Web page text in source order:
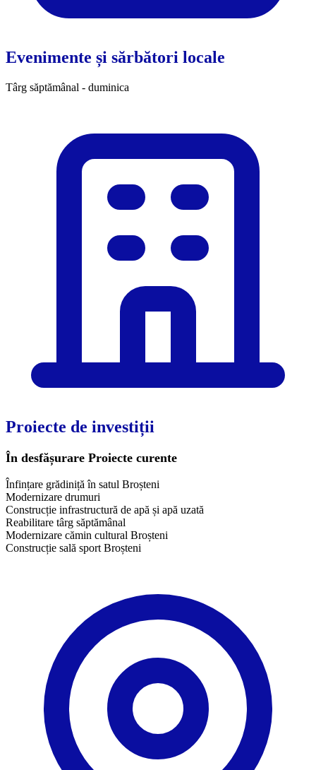
Evenimente și sărbători locale
Târg săptămânal - duminica
Proiecte de investiții
În desfășurare Proiecte curente
Înfințare grădiniță în satul Broșteni
Modernizare drumuri
Construcție infrastructură de apă și apă uzată
​Reabilitare târg săptămânal
Modernizare cămin cultural Broșteni
Construcție sală sport Broșteni